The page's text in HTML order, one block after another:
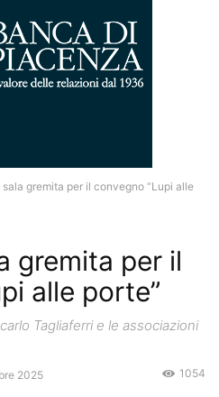
gremita per il convegno “Lupi alle
gremita per il
alle porte”
Tagliaferri e le associazioni
2025 1054